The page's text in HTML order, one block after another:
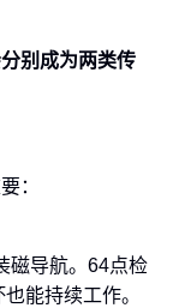
别成为两类传
：
磁导航。64点检
能持续工作。